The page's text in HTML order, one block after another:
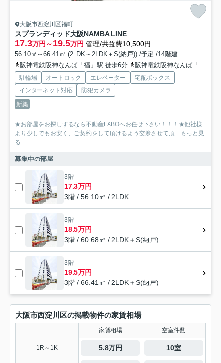
大阪市西淀川区福町
スプランディッド大阪NAMBA LINE
17.3万円～19.5万円 管理/共益費10,500円
56.10㎡～66.41㎡ (2LDK～2LDK＋S(納戸)) /予定 /14階建
阪神電鉄阪神なんば「福」駅 徒歩6分
阪神電鉄阪神なんば「伝法」駅 徒歩18分
駐輪場 オートロック エレベーター
宅配ボックス
インターネット対応
防犯カメラ
新築
★お部屋をお探しするなら不動産LABOへお任せ下さい！！！★他社様
より少しでもお安く、ご契約をして頂けるよう交渉させて頂... もっと見
る
募集中の部屋
3階
17.3万円
3階 / 56.10㎡ / 2LDK
3階
18.5万円
3階 / 60.68㎡ / 2LDK＋S(納戸)
3階
19.5万円
3階 / 66.41㎡ / 2LDK＋S(納戸)
大阪市西淀川区の掲載物件の家賃相場
家賃相場 空室件数
1R～1K 5.8万円 10室